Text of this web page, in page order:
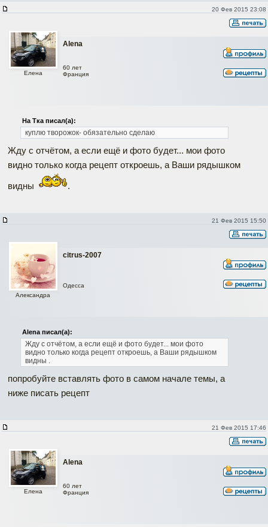
20 Фев 2015 23:08
Alena
Елена
60 лет
Франция
На Тка писал(а):
куплю творожок- обязательно сделаю
Жду с отчётом, a ecли ещё и фото будет... мои фото
видно только когда рецепт откроешь, а Ваши рядышком
видны .
21 Фев 2015 15:50
citrus-2007
Александра
Одесса
Alena писал(а):
Жду с отчётом, a ecли ещё и фото будет... мои фото
видно только когда рецепт откроешь, а Ваши рядышком
видны .
попробуйте вставлять фото в самом начале темы, а
ниже писать рецепт
21 Фев 2015 17:46
Alena
Елена
60 лет
Франция